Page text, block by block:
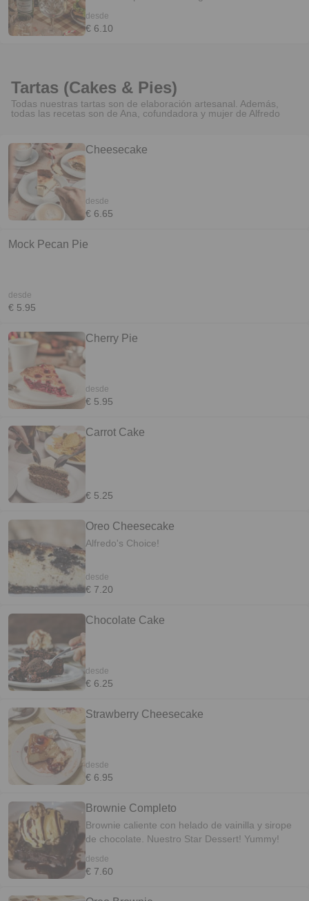
desde
€ 6.10
Tartas (Cakes & Pies)
Todas nuestras tartas son de elaboración artesanal. Además,
todas las recetas son de Ana, cofundadora y mujer de Alfredo
Cheesecake
desde
€ 6.65
Mock Pecan Pie
desde
€ 5.95
Cherry Pie
desde
€ 5.95
Carrot Cake
€ 5.25
Oreo Cheesecake
Alfredo's Choice!
desde
€ 7.20
Chocolate Cake
desde
€ 6.25
Strawberry Cheesecake
desde
€ 6.95
Brownie Completo
Brownie caliente con helado de vainilla y sirope
de chocolate. Nuestro Star Dessert! Yummy!
desde
€ 7.60